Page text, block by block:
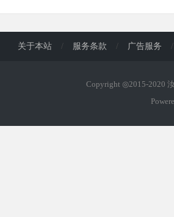
关于本站 / 服务条款 / 广告服务 /
Copyright ◎2015-2020